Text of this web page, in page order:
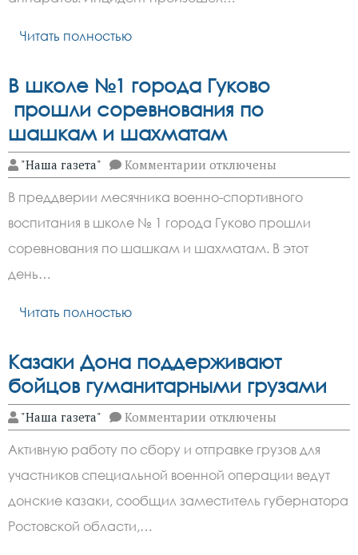
Читать полностью
В школе №1 города Гуково
прошли соревнования по
шашкам и шахматам
"Наша газета" Комментарии к
записи
школе
№1
города
Гуково
прошли
отключены
В преддверии месячника военно-спортивного
воспитания в школе № 1 города Гуково прошли
соревнования по шашкам и шахматам. В этот
день…
Читать полностью
Казаки Дона поддерживают
бойцов гуманитарными грузами
"Наша газета" Комментарии к
записи
Дона
поддерживают
бойцов
гуманитарными
грузами
отключены
Активную работу по сбору и отправке грузов для
участников специальной военной операции ведут
донские казаки, сообщил заместитель губернатора
Ростовской области,…